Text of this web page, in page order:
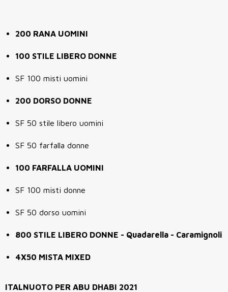
200 RANA UOMINI
100 STILE LIBERO DONNE
SF 100 misti uomini
200 DORSO DONNE
SF 50 stile libero uomini
SF 50 farfalla donne
100 FARFALLA UOMINI
SF 100 misti donne
SF 50 dorso uomini
800 STILE LIBERO DONNE - Quadarella - Caramignoli
4X50 MISTA MIXED
ITALNUOTO PER ABU DHABI 2021